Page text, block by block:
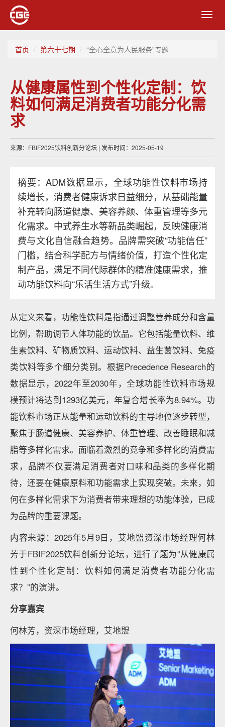
首页 第六十七期 “全心全意为人民服务”专题
从健康属性到个性化定制：饮
料如何满足消费者功能分化需
求
来源：FBIF2025饮料创新分论坛 | 发布时间：2025-05-19
摘要：ADM数据显示，全球功能性饮料市场持
续增长，消费者健康诉求日益细分，从基础能量
补充转向肠道健康、美容养颜、体重管理等多元
化需求。中式养生水等新品类崛起，反映健康消
费与文化自信融合趋势。品牌需突破“功能信任”
门槛，结合科学配方与情绪价值，打造个性化定
制产品，满足不同代际群体的精准健康需求，推
动功能饮料向“乐活生活方式”升级。
从定义来看，功能性饮料是指通过调整营养成分和含量
比例，帮助调节人体功能的饮品。它包括能量饮料、维
生素饮料、矿物质饮料、运动饮料、益生菌饮料、免疫
类饮料等多个细分类别。根据Precedence Research的
数据显示，2022年至2030年，全球功能性饮料市场规
模预计将达到1293亿美元，年复合增长率为8.94%。功
能饮料市场正从能量和运动饮料的主导地位逐步转型，
聚焦于肠道健康、美容养护、体重管理、改善睡眠和减
脂等多样化需求。面临着激烈的竞争和多样化的消费需
求，品牌不仅要满足消费者对口味和品类的多样化期
待，还要在健康原料和功能需求上实现突破。未来，如
何在多样化需求下为消费者带来理想的功能体验，已成
为品牌的重要课题。
内容来源：2025年5月9日，艾地盟资深市场经理何林
芳于FBIF2025饮料创新分论坛，进行了题为“从健康属
性到个性化定制：饮料如何满足消费者功能分化需
求？”的演讲。
分享嘉宾
何林芳，资深市场经理，艾地盟